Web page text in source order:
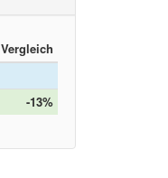
Vergleich
-13%